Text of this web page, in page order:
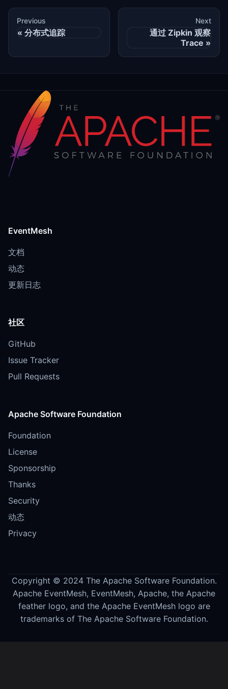
Previous
分布式追踪
Next
通过 Zipkin 观察
Trace
EventMesh
文档
动态
更新日志
社区
GitHub
Issue Tracker
Pull Requests
Apache Software Foundation
Foundation
License
Sponsorship
Thanks
Security
动态
Privacy
Copyright © 2024 The Apache Software Foundation.
Apache EventMesh, EventMesh, Apache, the Apache
feather logo, and the Apache EventMesh logo are
trademarks of The Apache Software Foundation.